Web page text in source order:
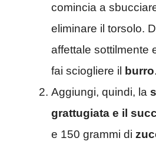
comincia a
eliminare il torsolo.
affettale sottilmente
fai sciogliere il burro.
Aggiungi, quindi, la
grattugiata e il
e 150 grammi di